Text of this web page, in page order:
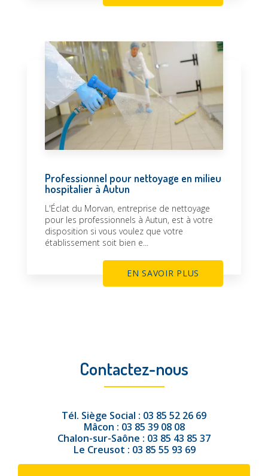
Professionnel pour nettoyage en milieu
hospitalier à Autun
L'Éclat du Morvan, entreprise de nettoyage
pour les professionnels à Autun, est à votre
disposition si vous voulez que votre
établissement soit bien e...
EN SAVOIR PLUS
Contactez-nous
Tél. Siège Social : 03 85 52 26 69
Mâcon : 03 85 39 08 08
Chalon-sur-Saône : 03 85 43 85 37
Le Creusot : 03 85 55 93 69